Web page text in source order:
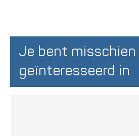
Je bent misschien
geïnteresseerd in